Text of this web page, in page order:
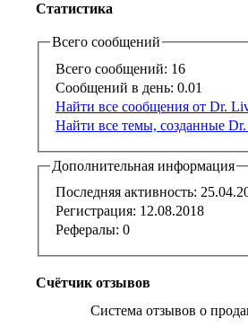
Статистика
Всего сообщений
Всего сообщений: 16
Сообщений в день: 0.01
Найти все сообщения от Dr.
Найти все темы, созданные
Дополнительная информация
Последняя активность:
Регистрация: 12.08.2018
Рефералы: 0
Счётчик отзывов
Система отзывов о